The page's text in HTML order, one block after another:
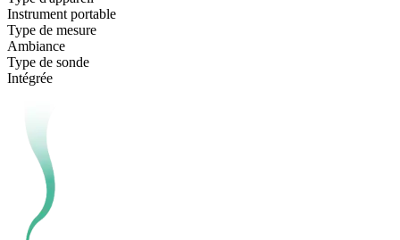
Instrument portable
Type de mesure
Ambiance
Type de sonde
Intégrée